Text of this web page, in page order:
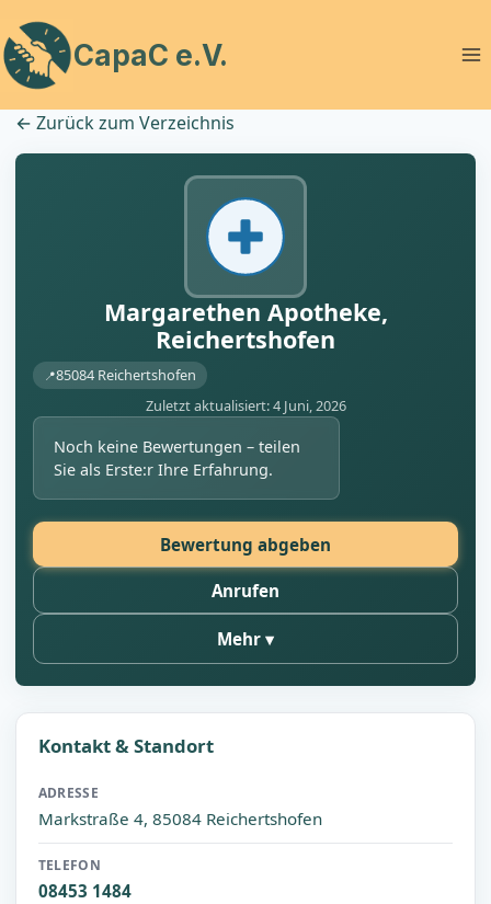
Inhalt
springen
CapaC e.V.
← Zurück zum Verzeichnis
Margarethen Apotheke,
Reichertshofen
85084 Reichertshofen
Zuletzt aktualisiert: 4 Juni, 2026
Noch keine Bewertungen – teilen
Sie als Erste:r Ihre Erfahrung.
Bewertung abgeben
Anrufen
Mehr
Kontakt & Standort
ADRESSE
Markstraße 4, 85084 Reichertshofen
TELEFON
08453 1484